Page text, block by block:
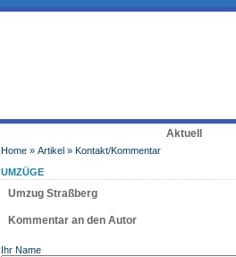
Aktuell
Home » Artikel » Kontakt/Kommentar
UMZÜGE
Umzug Straßberg
Kommentar an den Autor
Ihr Name